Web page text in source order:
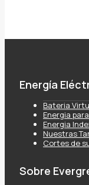
Energía
Bateria
Energia
Energia
Nuestras
Cortes de
Sobre